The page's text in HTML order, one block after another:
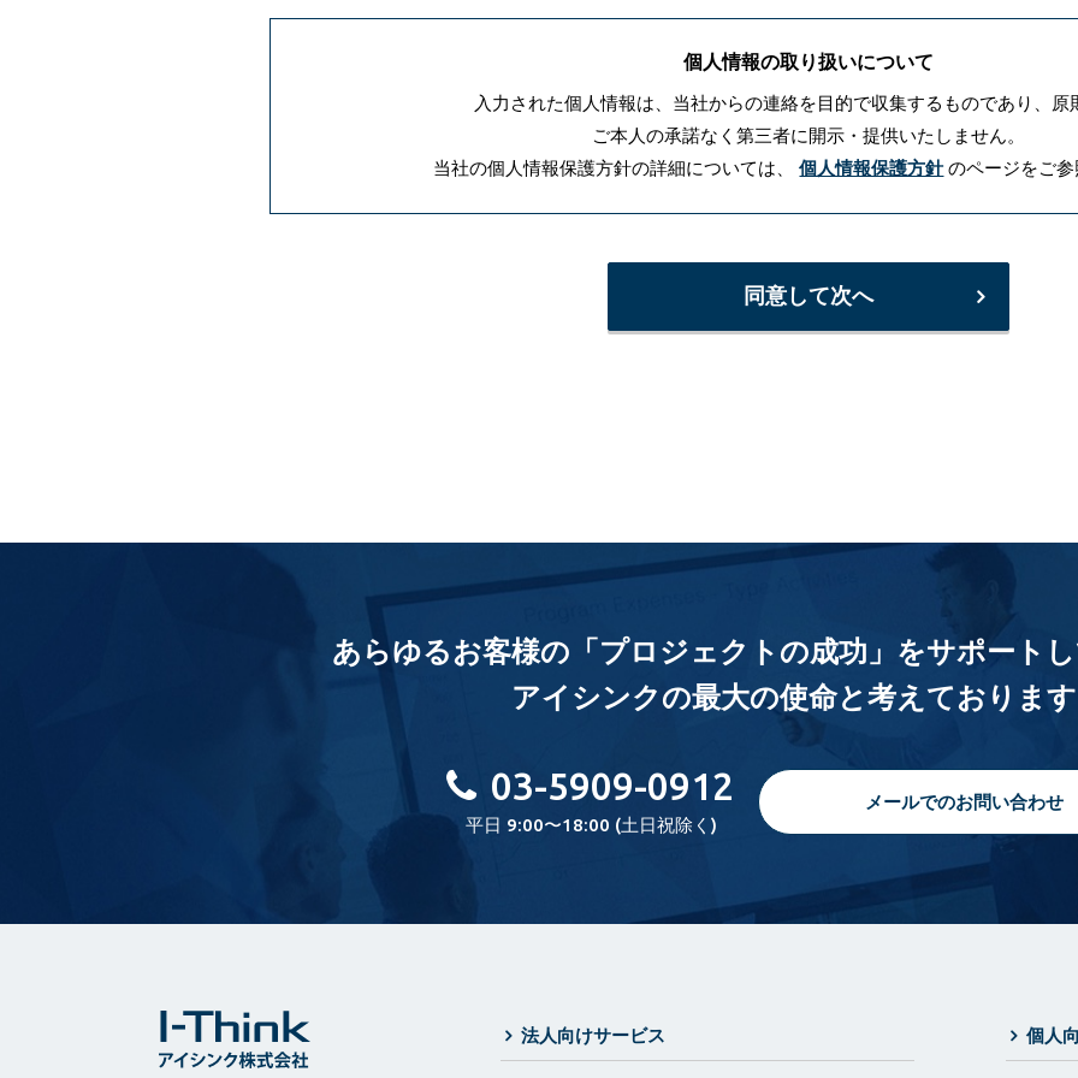
個人情報の取り扱いについて
入力された個人情報は、当社からの連絡を目的で収集するものであり、原
ご本人の承諾なく第三者に開示・提供いたしません。
当社の個人情報保護方針の詳細については、個人情報保護方針のページをご参
同意して次へ
あらゆるお客様の「プロジェクトの成功」をサポートし
アイシンクの最大の使命と考えております
03-5909-0912
平日 9:00〜18:00 (土日祝除く)
メールでのお問い合わせ
法人向けサービス 個人